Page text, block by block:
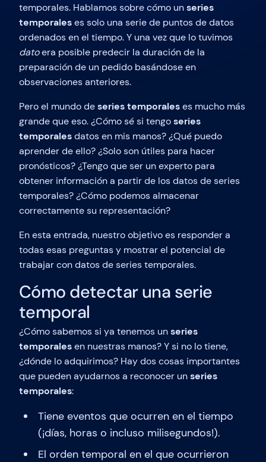
temporales. Hablamos sobre cómo unseries
temporaleses solo una serie de puntos de datos
ordenados en el tiempo. Y una vez que lo tuvimos
datoera posible predecir la duración de la
preparación de un pedido basándose en
observaciones anteriores.
Pero el mundo deseries temporaleses mucho más
grande que eso. ¿Cómo sé si tengoseries
temporalesdatos en mis manos? ¿Qué puedo
aprender de ello? ¿Solo son útiles para hacer
pronósticos? ¿Tengo que ser un experto para
obtener información a partir de los datos de series
temporales? ¿Cómo podemos almacenar
correctamente su representación?
En esta entrada, nuestro objetivo es responder a
todas esas preguntas y mostrar el potencial de
trabajar con datos de series temporales.
Cómo detectar una serie
temporal
¿Cómo sabemos si ya tenemos unseries
temporalesen nuestras manos? Y si no lo tiene,
¿dónde lo adquirimos? Hay dos cosas importantes
que pueden ayudarnos a reconocer unseries
temporales:
Tiene eventos que ocurren en el tiempo
(¡días, horas o incluso milisegundos!).
El orden temporal en el que ocurrieron